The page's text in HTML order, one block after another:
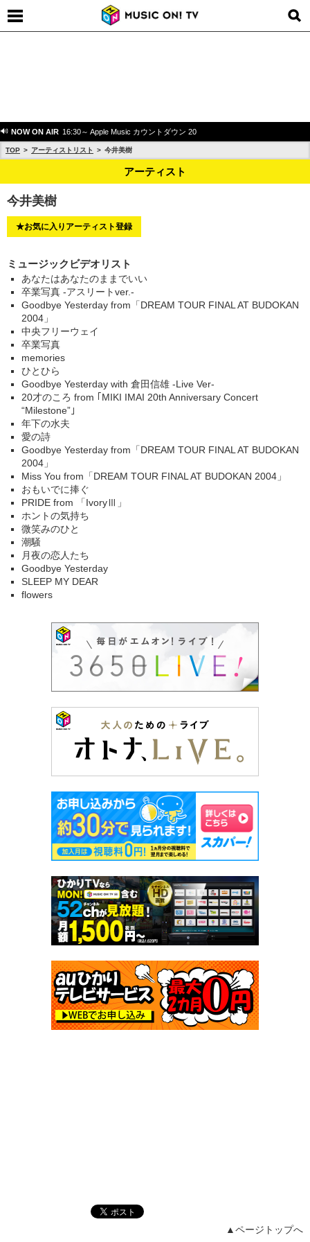
NOW ON AIR 16:30～ Apple Music カウントダウン 20
TOP アーティストリスト 今井美樹
アーティスト
今井美樹
★お気に入りアーティスト登録
ミュージックビデオリスト
あなたはあなたのままでいい
卒業写真 -アスリートver.-
Goodbye Yesterday from「DREAM TOUR FINAL AT BUDOKAN
2004」
中央フリーウェイ
卒業写真
memories
ひとひら
Goodbye Yesterday with 倉田信雄 -Live Ver-
20才のころ from ｢MIKI IMAI 20th Anniversary Concert
“Milestone”｣
年下の水夫
愛の詩
Goodbye Yesterday from「DREAM TOUR FINAL AT BUDOKAN
2004」
Miss You from「DREAM TOUR FINAL AT BUDOKAN 2004」
おもいでに捧ぐ
PRIDE from 「IvoryⅢ」
ホントの気持ち
微笑みのひと
潮騒
月夜の恋人たち
Goodbye Yesterday
SLEEP MY DEAR
flowers
▲ページトップへ